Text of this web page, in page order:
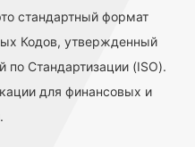
стандартный формат
Кодов, утвержденный
Стандартизации (ISO).
для финансовых и